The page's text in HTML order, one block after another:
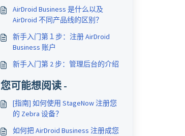
AirDroid Business 是什么以及
AirDroid 不同产品线的区别？
新手入门第１步：注册 AirDroid
Business 账户
新手入门第 2 步：管理后台的介绍
您可能想阅读 -
[指南] 如何使用 StageNow 注册您
的 Zebra 设备？
如何把 AirDroid Business 注册成您